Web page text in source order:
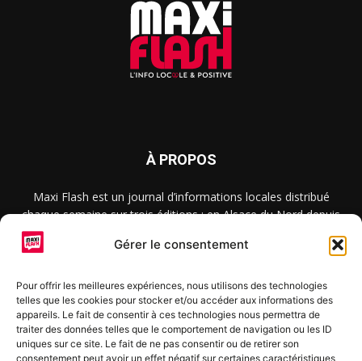
Gérer le consentement
Pour offrir les meilleures expériences, nous utilisons des technologies
telles que les cookies pour stocker et/ou accéder aux informations des
appareils. Le fait de consentir à ces technologies nous permettra de
traiter des données telles que le comportement de navigation ou les ID
uniques sur ce site. Le fait de ne pas consentir ou de retirer son
consentement peut avoir un effet négatif sur certaines caractéristiques
À PROPOS
Maxi Flash est un journal d’informations locales distribué
chaque semaine sur trois éditions : en Alsace du Nord depuis
2015, dans les secteurs d’Obernai-Molsheim-Erstein depuis
2022, et à Colmar, Vignoble et Plaine depuis 2023.
SUIVEZ-NOUS